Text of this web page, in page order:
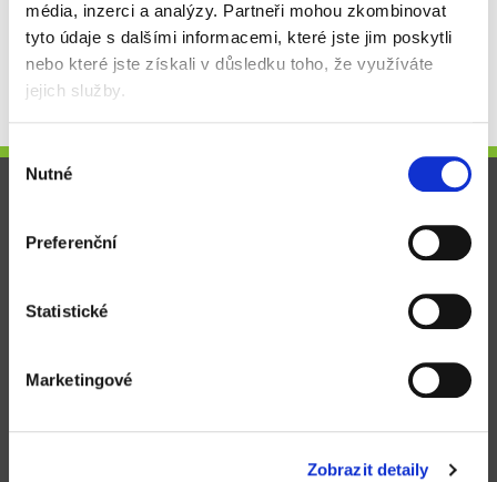
média, inzerci a analýzy. Partneři mohou zkombinovat
tyto údaje s dalšími informacemi, které jste jim poskytli
nebo které jste získali v důsledku toho, že využíváte
jejich služby.
Výběr
souhlasu
Nutné
Preferenční
Statistické
Marketingové
Zobrazit detaily
Je nám líto, ale z kategoriePaměťové karty a čtečkyvám
nyní nemůžeme nabídnou žádné produkty.
Výhody registrace